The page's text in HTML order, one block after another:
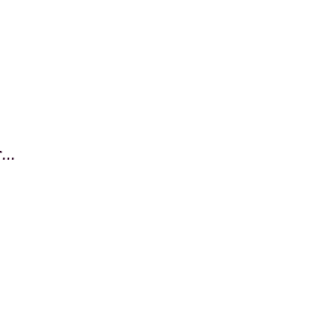
Zorgvastgoed tussen zorgdruk en woningnood